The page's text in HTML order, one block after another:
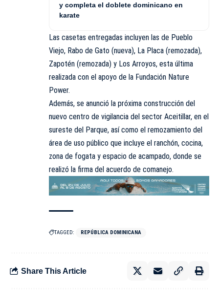
y completa el doblete dominicano en
karate
Las casetas entregadas incluyen las de Pueblo
Viejo, Rabo de Gato (nueva), La Placa (remozada),
Zapotén (remozada) y Los Arroyos, esta última
realizada con el apoyo de la Fundación Nature
Power.
Además, se anunció la próxima construcción del
nuevo centro de vigilancia del sector Aceitillar, en el
sureste del Parque, así como el remozamiento del
área de uso público que incluye el ranchón, cocina,
zona de fogata y espacio de acampado, donde se
realizó la firma del acuerdo de comanejo.
TAGGED: REPÚBLICA DOMINICANA
Share This Article